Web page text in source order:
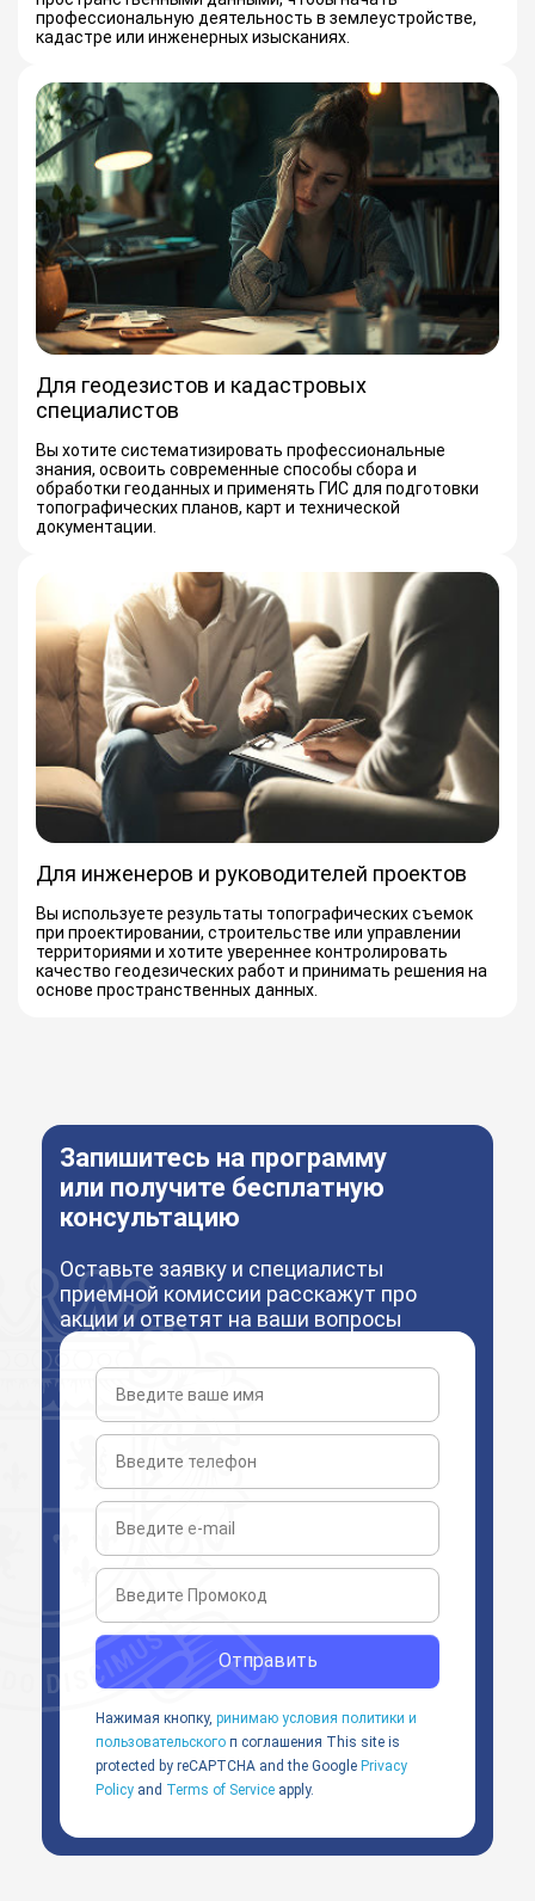
профессиональную деятельность в землеустройстве,
кадастре или инженерных изысканиях.
Для геодезистов и кадастровых
специалистов
Вы хотите систематизировать профессиональные
знания, освоить современные способы сбора и
обработки геоданных и применять ГИС для подготовки
топографических планов, карт и технической
документации.
Для инженеров и руководителей проектов
Вы используете результаты топографических съемок
при проектировании, строительстве или управлении
территориями и хотите увереннее контролировать
качество геодезических работ и принимать решения на
основе пространственных данных.
Запишитесь на программу
или получите бесплатную
консультацию
Оставьте заявку и специалисты
приемной комиссии расскажут про
акции и ответят на ваши вопросы
Отправить
Нажимая кнопку, ринимаю условия политики и
пользовательского п соглашения This site is
protected by reCAPTCHA and the Google Privacy
Policy and Terms of Service apply.